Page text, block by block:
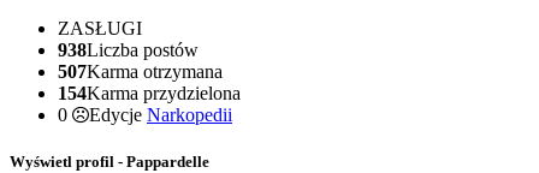
ZASŁUGI
938Liczba postów
507Karma otrzymana
154Karma przydzielona
0
Edycje Narkopedii
Wyświetl profil - Pappardelle